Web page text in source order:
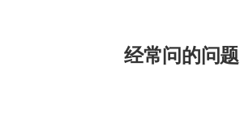
经常问的问题